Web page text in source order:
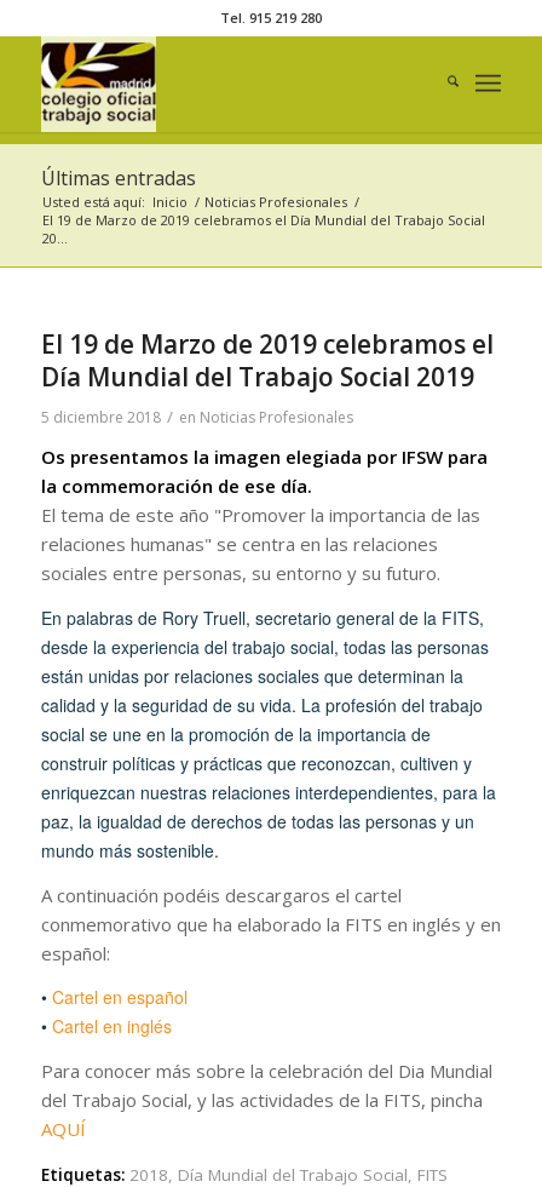
Tel. 915 219 280
Últimas entradas
Usted está aquí: Inicio / Noticias Profesionales /
El 19 de Marzo de 2019 celebramos el Día Mundial del Trabajo Social
20...
El 19 de Marzo de 2019 celebramos el
Día Mundial del Trabajo Social 2019
5 diciembre 2018 / en Noticias Profesionales
Os presentamos la imagen elegiada por IFSW para
la commemoración de ese día.
El tema de este año "Promover la importancia de las
relaciones humanas" se centra en las relaciones
sociales entre personas, su entorno y su futuro.
En palabras de Rory Truell, secretario general de la FITS,
desde la experiencia del trabajo social, todas las personas
están unidas por relaciones sociales que determinan la
calidad y la seguridad de su vida. La profesión del trabajo
social se une en la promoción de la importancia de
construir políticas y prácticas que reconozcan, cultiven y
enriquezcan nuestras relaciones interdependientes, para la
paz, la igualdad de derechos de todas las personas y un
mundo más sostenible.
A continuación podéis descargaros el cartel
conmemorativo que ha elaborado la FITS en inglés y en
español:
• Cartel en español
• Cartel en inglés
Para conocer más sobre la celebración del Dia Mundial
del Trabajo Social, y las actividades de la FITS, pincha
AQUÍ
Etiquetas: 2018, Día Mundial del Trabajo Social, FITS